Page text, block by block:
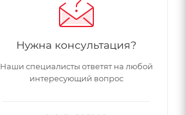
Нужна консультация?
Наши специалисты ответят на любой
интересующий вопрос